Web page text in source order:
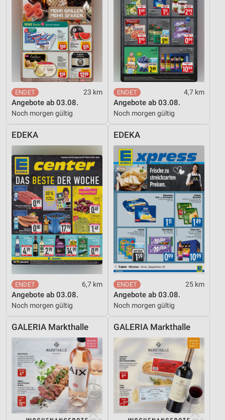
23 km
Angebote ab 03.08.
Noch morgen gültig
4,7 km
Angebote ab 03.08.
Noch morgen gültig
EDEKA
6,7 km
Angebote ab 03.08.
Noch morgen gültig
EDEKA
25 km
Angebote ab 03.08.
Noch morgen gültig
GALERIA Markthalle GALERIA Markthalle